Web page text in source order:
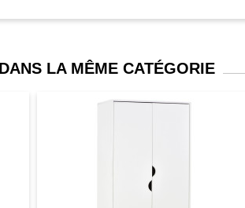
LA MÊME CATÉGORIE